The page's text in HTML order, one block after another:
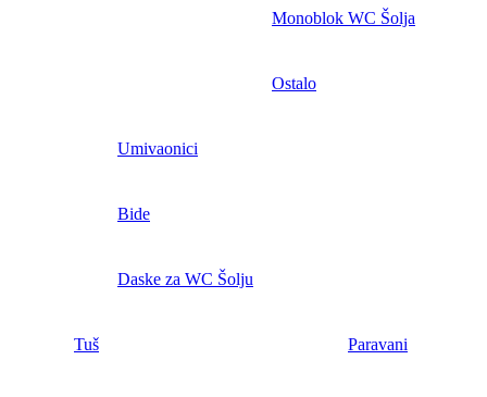
Monoblok WC Šolja
Ostalo
Umivaonici
Bide
Daske za WC Šolju
Tuš Paravani